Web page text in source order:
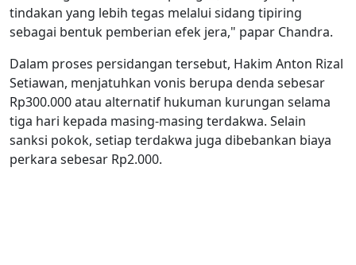
tindakan yang lebih tegas melalui sidang tipiring
sebagai bentuk pemberian efek jera," papar Chandra.
Dalam proses persidangan tersebut, Hakim Anton Rizal
Setiawan, menjatuhkan vonis berupa denda sebesar
Rp300.000 atau alternatif hukuman kurungan selama
tiga hari kepada masing-masing terdakwa. Selain
sanksi pokok, setiap terdakwa juga dibebankan biaya
perkara sebesar Rp2.000.